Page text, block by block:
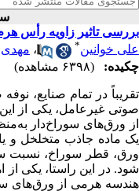
سال ۴، شماره ۱ - ( دو
بررسی تاثیر زاویه رأس
علی خوانین* ، مهدی
چکیده:
(۶۳۹۸ مشاهده)
تقریباً در تمام صنایع،
صوتی غیرعامل، یکی از
از ورق­‌های سوراخ‌دار
یک ماده جاذب متخلخل و
ورق، قطر سوراخ، نسبت
شود. در این راستا، یکی
هندسههرمی از ورق­‌های